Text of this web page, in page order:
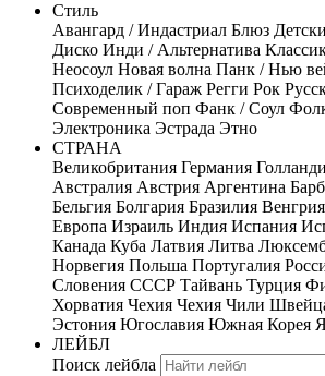
Стиль
Авангард / Индастриал Блюз
Диско Инди / Альтернатива
Неосоул Новая волна Панк / Нью
Психоделик / Гараж Регги Рок
Современный поп Фанк / Соул
Электроника Эстрада Этно
СТРАНА
Великобритания Германия
Австралия Австрия Аргентина
Бельгия Болгария Бразилия Венгрия
Европа Израиль Индия Испания
Канада Куба Латвия Литва
Норвегия Польша Португалия
Словения СССР Тайвань Турция
Хорватия Чехия Чехия Чили
Эстония Югославия Южная Корея
ЛЕЙБЛ
Поиск лейбла